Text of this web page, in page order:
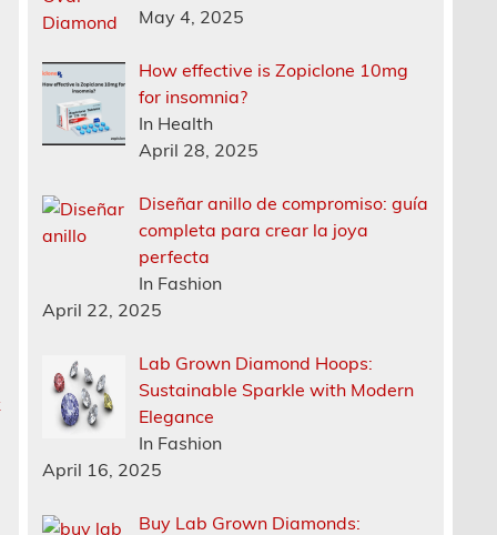
May 4, 2025
How effective is Zopiclone 10mg
for insomnia?
In Health
April 28, 2025
Diseñar anillo de compromiso: guía
completa para crear la joya
perfecta
In Fashion
April 22, 2025
Lab Grown Diamond Hoops:
Sustainable Sparkle with Modern
Elegance
In Fashion
April 16, 2025
Buy Lab Grown Diamonds: